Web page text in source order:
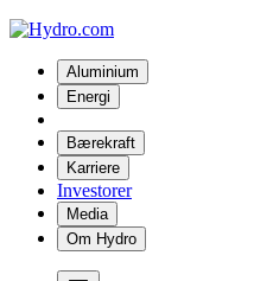
Aluminium
Energi
Bærekraft
Karriere
Investorer
Media
Om Hydro